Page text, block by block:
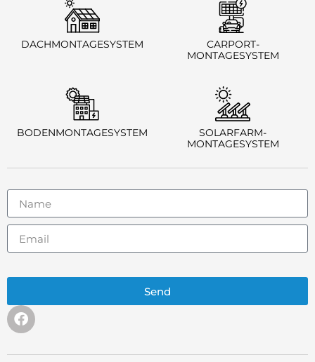
DACHMONTAGESYSTEM
CARPORT-
MONTAGESYSTEM
BODENMONTAGESYSTEM
SOLARFARM-
MONTAGESYSTEM
Send